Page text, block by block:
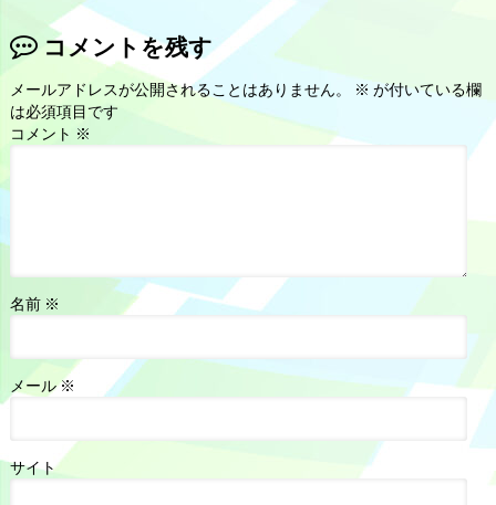
コメントを残す
メールアドレスが公開されることはありません。 ※ が付いている欄
は必須項目です
コメント ※
名前 ※
メール※
サイト